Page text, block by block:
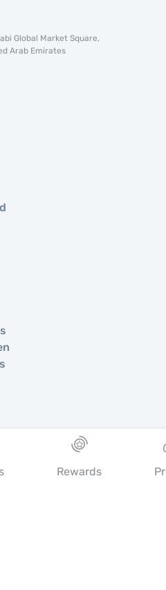
Global Market Square,
Arab Emirates
Rewards